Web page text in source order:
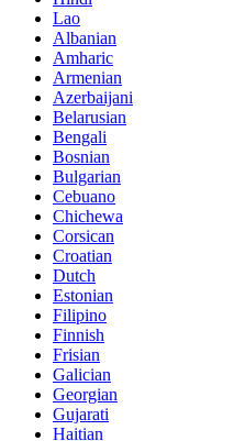
Lao
Albanian
Amharic
Armenian
Azerbaijani
Belarusian
Bengali
Bosnian
Bulgarian
Cebuano
Chichewa
Corsican
Croatian
Dutch
Estonian
Filipino
Finnish
Frisian
Galician
Georgian
Gujarati
Haitian